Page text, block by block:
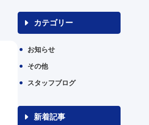
カテゴリー
お知らせ
その他
スタッフブログ
新着記事